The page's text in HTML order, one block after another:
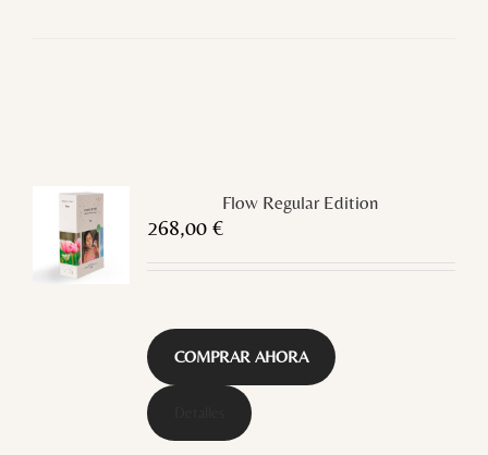
Flow Regular Edition
268,00 €
COMPRAR AHORA